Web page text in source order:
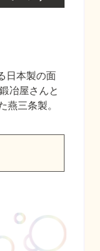
日本製の面
冶屋さんと
燕三条製。